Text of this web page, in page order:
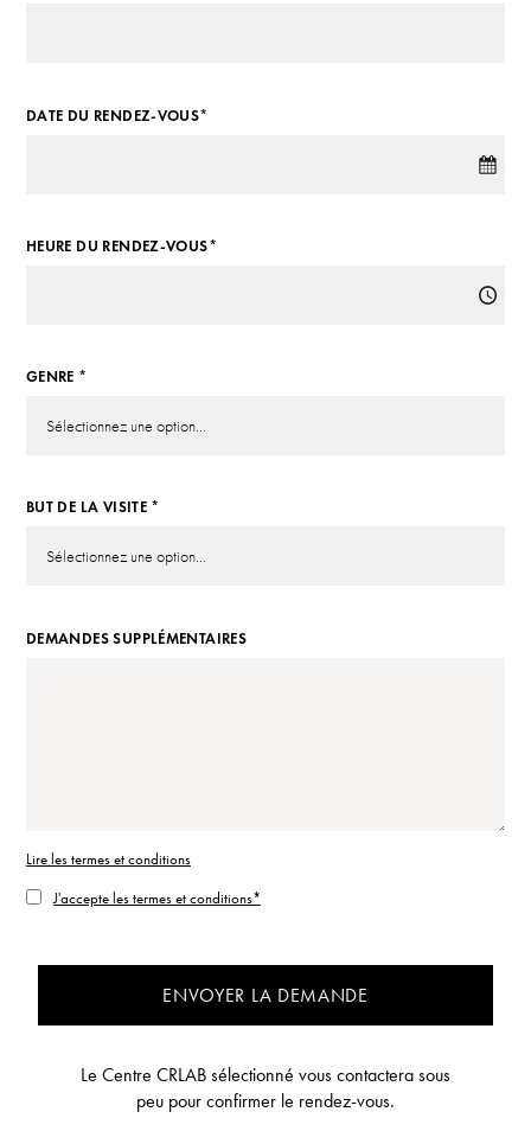
DATE DU RENDEZ-VOUS*
HEURE DU RENDEZ-VOUS*
GENRE *
BUT DE LA VISITE *
DEMANDES SUPPLÉMENTAIRES
Lire les termes et conditions
J'accepte les termes et conditions*
ENVOYER LA DEMANDE
Le Centre CRLAB sélectionné vous contactera sous
peu pour confirmer le rendez-vous.